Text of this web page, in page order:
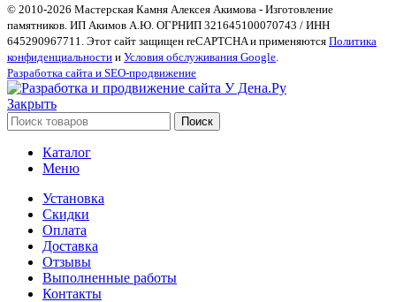
© 2010-2026 Мастерская Камня Алексея Акимова - Изготовление
памятников. ИП Акимов А.Ю. ОГРНИП 321645100070743 / ИНН
645290967711. Этот сайт защищен reCAPTCHA и применяются Политика
конфиденциальности и Условия обслуживания Google
Разработка сайта и SEO-продвижение
Закрыть
Поиск
Каталог
Меню
Установка
Скидки
Оплата
Доставка
Отзывы
Выполненные работы
Контакты